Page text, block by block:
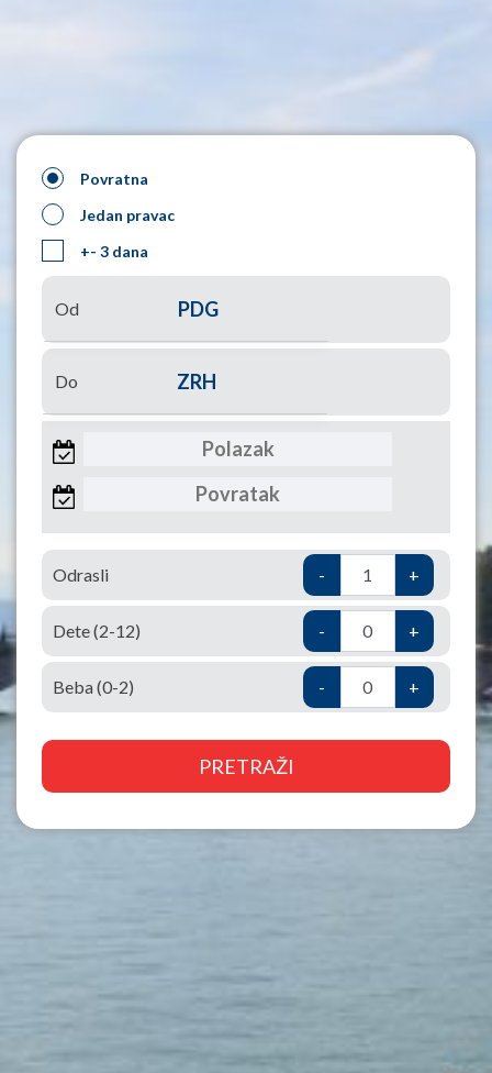
Povratna
Jedan pravac
+- 3 dana
Od
Do
Odrasli - +
Dete (2-12) - +
Beba (0-2) - +